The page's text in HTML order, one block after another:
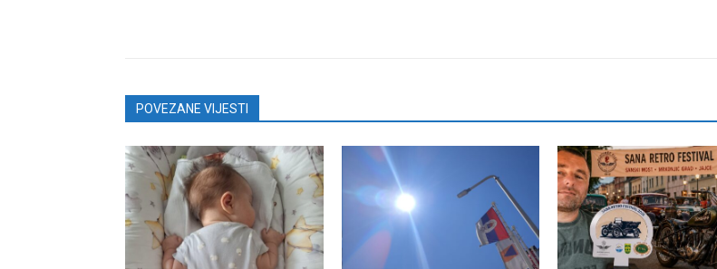
POVEZANE VIJESTI